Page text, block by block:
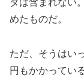
タは含まれない
めたものだ。
ただ、そうはい
円もかかってい